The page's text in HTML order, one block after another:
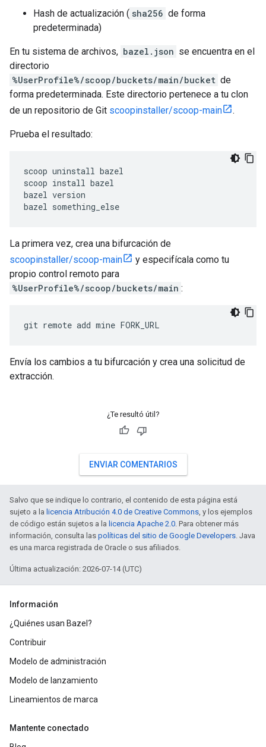
Hash de actualización ( sha256 de forma
predeterminada)
En tu sistema de archivos, bazel.json se encuentra en el
directorio
%UserProfile%/scoop/buckets/main/bucket de
forma predeterminada. Este directorio pertenece a tu clon
de un repositorio de Git scoopinstaller/scoop-main .
Prueba el resultado:
scoop uninstall bazel
scoop install bazel
bazel version
La primera vez, crea una bifurcación de
scoopinstaller/scoop-main
y especifícala como tu
propio control remoto para
%UserProfile%/scoop/buckets/main :
Envía los cambios a tu bifurcación y crea una solicitud de
extracción.
¿Te resultó útil?
ENVIAR COMENTARIOS
Salvo que se indique lo contrario, el contenido de esta página está
sujeto a la licencia Atribución 4.0 de Creative Commons, y los ejemplos
de código están sujetos a la licencia Apache 2.0. Para obtener más
información, consulta las políticas del sitio de Google Developers. Java
es una marca registrada de Oracle o sus afiliados.
Última actualización: 2026-07-14 (UTC)
Información
¿Quiénes usan Bazel?
Contribuir
Modelo de administración
Modelo de lanzamiento
Lineamientos de marca
Mantente conectado